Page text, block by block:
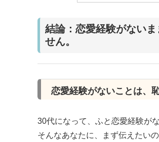
結論：恋愛経験がない
せん。
恋愛経験がないことは、
30代になって、ふと恋愛経験が
そんなあなたに、まず伝えたい